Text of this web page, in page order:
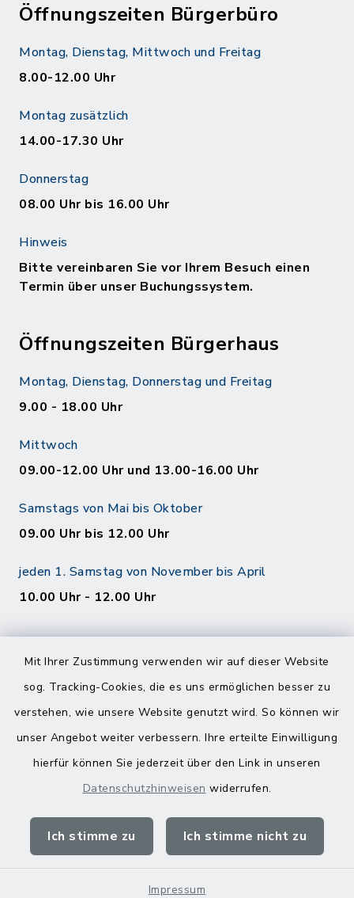
Mit Ihrer Zustimmung verwenden wir auf dieser Website
sog. Tracking-Cookies, die es uns ermöglichen besser zu
verstehen, wie unsere Website genutzt wird. So können wir
unser Angebot weiter verbessern. Ihre erteilte Einwilligung
hierfür können Sie jederzeit über den Link in unseren
Datenschutzhinweisen widerrufen.
Ich stimme zu Ich stimme nicht zu
Impressum
Öffnungszeiten Bürgerbüro
Montag, Dienstag, Mittwoch und Freitag
8.00-12.00 Uhr
Montag zusätzlich
14.00-17.30 Uhr
Donnerstag
08.00 Uhr bis 16.00 Uhr
Hinweis
Bitte vereinbaren Sie vor Ihrem Besuch einen
Termin über unser Buchungssystem.
Öffnungszeiten Bürgerhaus
Montag, Dienstag, Donnerstag und Freitag
9.00 - 18.00 Uhr
Mittwoch
09.00-12.00 Uhr und 13.00-16.00 Uhr
Samstags von Mai bis Oktober
09.00 Uhr bis 12.00 Uhr
jeden 1. Samstag von November bis April
10.00 Uhr - 12.00 Uhr
Barrierefreiheit
Impressum
Sitemap